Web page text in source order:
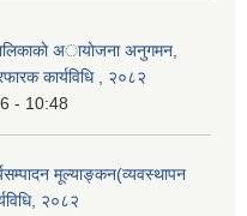
अायाेजना अनुगमन,
कार्यविधि , २०८२
- 10:48
मूल्याङ्कन(व्यवस्थापन
२०८२